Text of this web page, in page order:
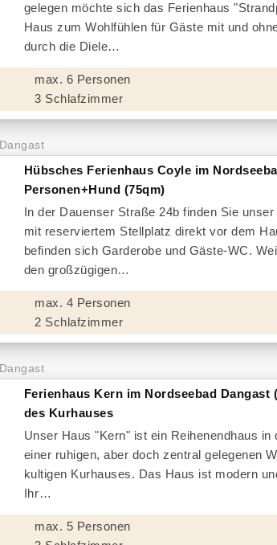
gelegen möchte sich das Ferienhaus
Haus zum Wohlfühlen für Gäste mit und
durch die Diele
max. 6 Personen
3 Schlafzimmer
Dangast
Hübsches Ferienhaus Coyle im
Personen+Hund (75qm)
In der Dauenser Straße 24b finden Sie
mit reserviertem Stellplatz direkt vor dem
befinden sich Garderobe und Gäste-WC.
den großzügigen
max. 4 Personen
2 Schlafzimmer
Dangast
Ferienhaus Kern im Nordseebad Dangast
des Kurhauses
Unser Haus "Kern" ist ein Reihenendhaus in
einer ruhigen, aber doch zentral gelegenen
kultigen Kurhauses. Das Haus ist modern
Ihr
max. 5 Personen